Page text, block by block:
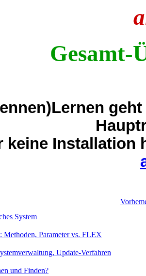
Gesamt-
keine Installation
System
Methoden, Parameter vs. FLEX
Update-Verfahren
und Finden?